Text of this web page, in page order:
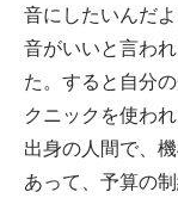
音にしたいんだ
音がいいと言わ
た。すると自分
クニックを使わ
出身の人間で、
あって、予算の